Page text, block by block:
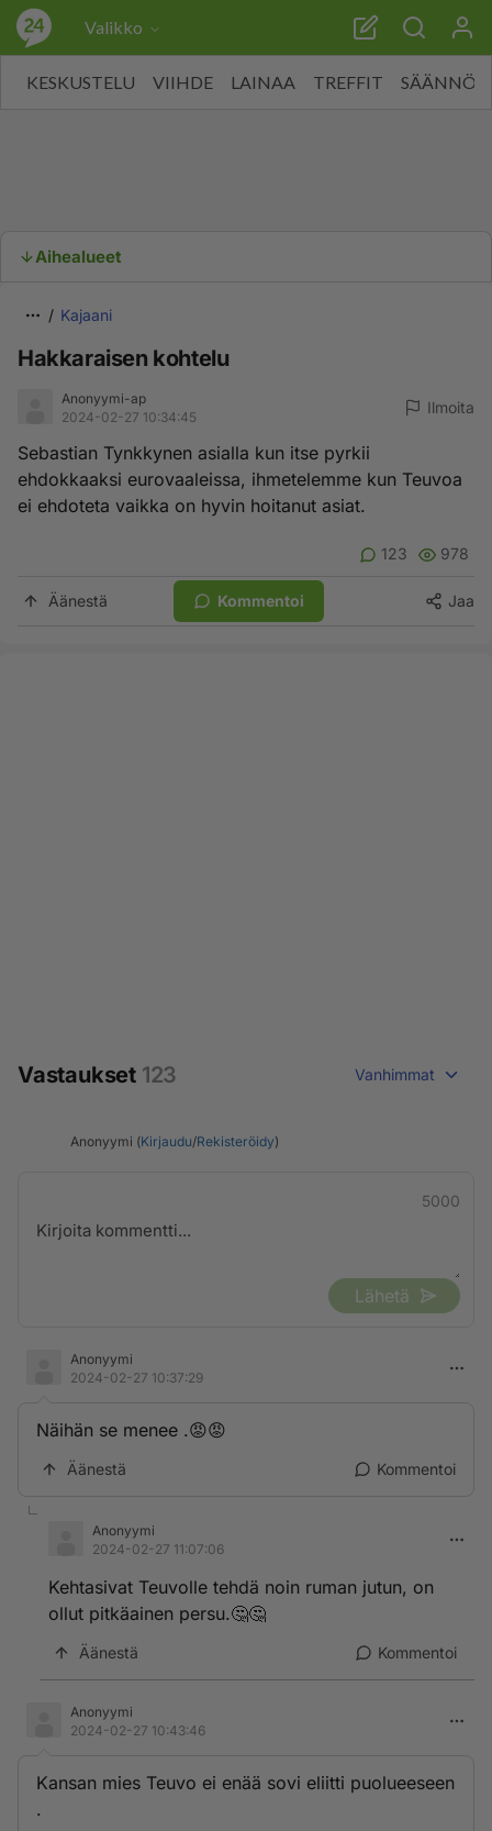
Valikko
KESKUSTELU VIIHDE LAINAA TREFFIT SÄÄNNÖT
Aihealueet
Kajaani
Hakkaraisen kohtelu
Anonyymi-ap
2024-02-27 10:34:45
Ilmoita
Sebastian Tynkkynen asialla kun itse pyrkii
ehdokkaaksi eurovaaleissa, ihmetelemme kun Teuvoa
ei ehdoteta vaikka on hyvin hoitanut asiat.
123 978
Äänestä Kommentoi Jaa
Vastaukset 123 Vanhimmat
Anonyymi (Kirjaudu/Rekisteröidy)
5000
Lähetä
Anonyymi
2024-02-27 10:37:29
Näihän se menee .😡😡
Äänestä Kommentoi
Anonyymi
2024-02-27 11:07:06
Kehtasivat Teuvolle tehdä noin ruman jutun, on
ollut pitkäainen persu.🤔🤔
Äänestä Kommentoi
Anonyymi
2024-02-27 10:43:46
Kansan mies Teuvo ei enää sovi eliitti puolueeseen
.